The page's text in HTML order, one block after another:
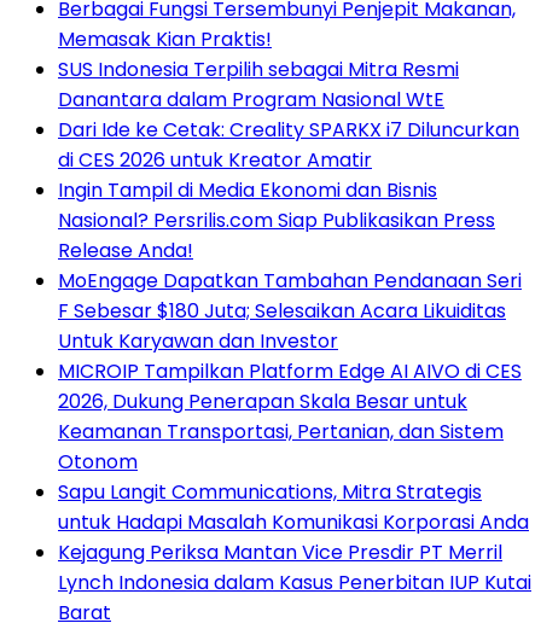
Berbagai Fungsi Tersembunyi Penjepit Makanan,
Memasak Kian Praktis!
SUS Indonesia Terpilih sebagai Mitra Resmi
Danantara dalam Program Nasional WtE
Dari Ide ke Cetak: Creality SPARKX i7 Diluncurkan
di CES 2026 untuk Kreator Amatir
Ingin Tampil di Media Ekonomi dan Bisnis
Nasional? Persrilis.com Siap Publikasikan Press
Release Anda!
MoEngage Dapatkan Tambahan Pendanaan Seri
F Sebesar $180 Juta; Selesaikan Acara Likuiditas
Untuk Karyawan dan Investor
MICROIP Tampilkan Platform Edge AI AIVO di CES
2026, Dukung Penerapan Skala Besar untuk
Keamanan Transportasi, Pertanian, dan Sistem
Otonom
Sapu Langit Communications, Mitra Strategis
untuk Hadapi Masalah Komunikasi Korporasi Anda
Kejagung Periksa Mantan Vice Presdir PT Merril
Lynch Indonesia dalam Kasus Penerbitan IUP Kutai
Barat